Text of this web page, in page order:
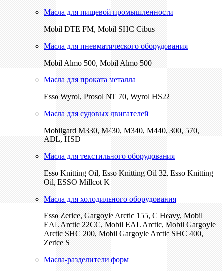
Масла для пищевой промышленности
Mobil DTE FM, Mobil SHC Cibus
Масла для пневматического оборудования
Mobil Almo 500, Mobil Almo 500
Масла для проката металла
Esso Wyrol, Prosol NT 70, Wyrol HS22
Масла для судовых двигателей
Mobilgard M330, M430, M340, M440, 300, 570,
ADL, HSD
Масла для текстильного оборудования
Esso Knitting Oil, Esso Knitting Oil 32, Esso Knitting
Oil, ESSO Millcot K
Масла для холодильного оборудования
Esso Zerice, Gargoyle Arctic 155, С Heavy, Mobil
EAL Arctic 22CC, Mobil EAL Arctic, Mobil Gargoyle
Arctic SHC 200, Mobil Gargoyle Arctic SHC 400,
Zerice S
Масла-разделители форм